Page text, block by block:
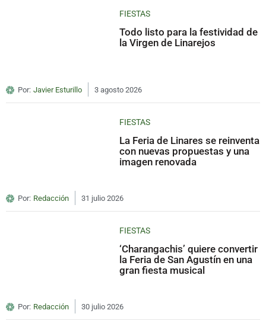
FIESTAS
Todo listo para la festividad de
la Virgen de Linarejos
Por: Javier Esturillo 3 agosto 2026
FIESTAS
La Feria de Linares se reinventa
con nuevas propuestas y una
imagen renovada
Por: Redacción 31 julio 2026
FIESTAS
‘Charangachis’ quiere convertir
la Feria de San Agustín en una
gran fiesta musical
Por: Redacción 30 julio 2026